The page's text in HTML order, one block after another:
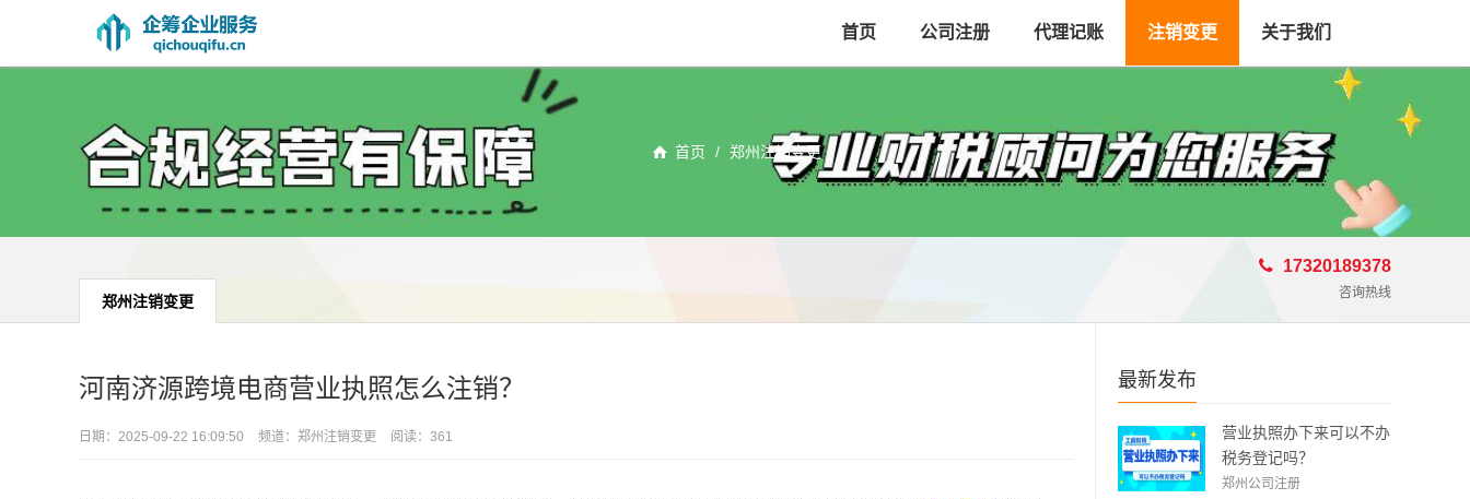
首页 公司注册 代理记账 注销变更 关于我们
首页 / 郑州注销变更
郑州注销变更
17320189378
咨询热线
最新发布
营业执照办下来可以不办
税务登记吗？
郑州公司注册
河南济源跨境电商营业执照怎么注销？
日期： 2025-09-22 16:09:50 频道： 郑州注销变更 阅读：361